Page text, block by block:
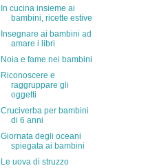
In cucina insieme ai
bambini, ricette estive
Insegnare ai bambini ad
amare i libri
Noia e fame nei bambini
Riconoscere e
raggruppare gli
oggetti
Cruciverba per bambini
di 6 anni
Giornata degli oceani
spiegata ai bambini
Le uova di struzzo